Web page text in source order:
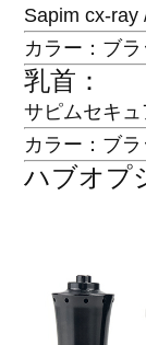
Sapim cx-ray
カラー：ブラ
乳首：
サピムセキュ
カラー：ブラ
ハブオプ